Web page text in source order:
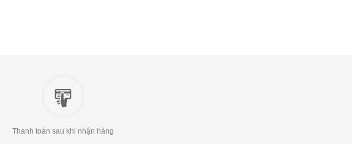
Thanh toán sau khi nhận hàng